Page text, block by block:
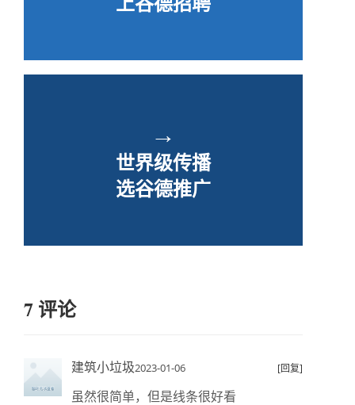
→
世界级传播
选谷德推广
7 评论
建筑小垃圾2023-01-06 [回复]
虽然很简单，但是线条很好看